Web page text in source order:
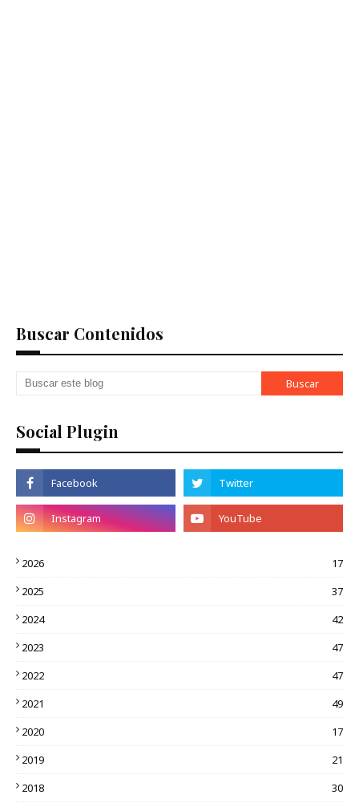
Buscar Contenidos
Social Plugin
2026
17
2025
37
2024
42
2023
47
2022
47
2021
49
2020
17
2019
21
2018
30